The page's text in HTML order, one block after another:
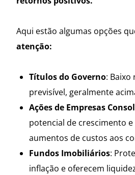
Aqui estão algumas opções
atenção:
Títulos do Governo:
previsível, geralmente
Ações de Empresas
potencial de crescimento
aumentos de custos aos
Fundos Imobiliários:
inflação e oferecem